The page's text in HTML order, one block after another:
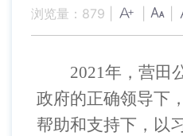
浏览量： 879
2021年，营田
政府的正确领导下
帮助和支持下，以